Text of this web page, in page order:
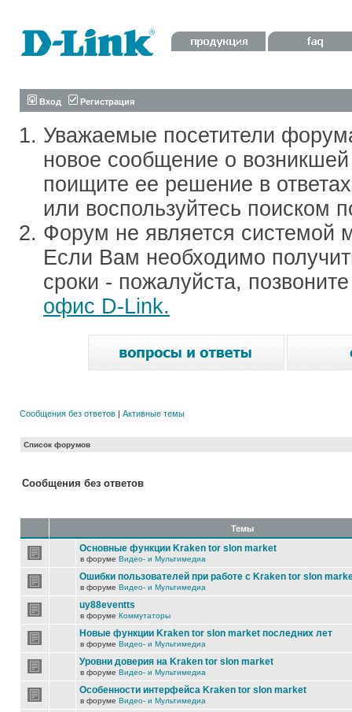
Вход Регистрация
Уважаемые посетители
новое сообщение о
поищите ее решение в
или воспользуйтесь поиском
Форум не является системой
Если Вам необходимо
сроки - пожалуйста,
офис D-Link.
Сообщения без ответов | Активные темы
Список форумов
Сообщения без ответов
Темы
Основные функции Kraken tor slon market
в форуме Видео- и Мультимедиа
Ошибки пользователей при работе с Kraken tor slon
в форуме Видео- и Мультимедиа
uy88eventts
в форуме Коммутаторы
Новые функции Kraken tor slon market последних лет
в форуме Видео- и Мультимедиа
Уровни доверия на Kraken tor slon market
в форуме Видео- и Мультимедиа
Особенности интерфейса Kraken tor slon market
в форуме Видео- и Мультимедиа